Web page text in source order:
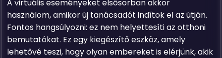
A virtuális eseményeket elsősorban akkor
használom, amikor új tanácsadót indítok el az útján.
Fontos hangsúlyozni: ez nem helyettesíti az otthoni
bemutatókat. Ez egy kiegészítő eszköz, amely
lehetővé teszi, hogy olyan embereket is elérjünk, akik